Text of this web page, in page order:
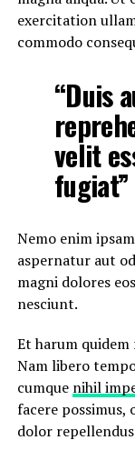
exercitation
commodo
“Duis
velit
fugiat”
Nemo enim
aspernatur aut
magni dolores
nesciunt.
Et harum
Nam libero
cumque nihil
facere possimus,
dolor